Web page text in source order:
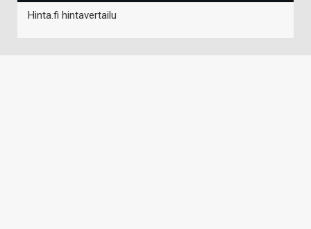
Hinta.fi hintavertailu